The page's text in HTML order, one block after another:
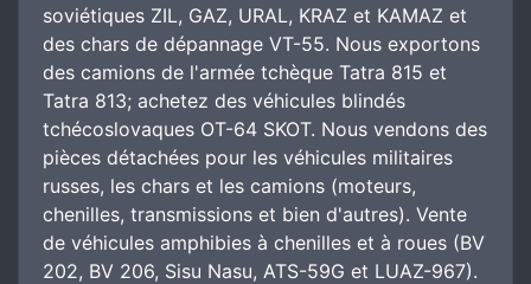
soviétiques ZIL, GAZ, URAL, KRAZ et KAMAZ et
des chars de dépannage VT-55. Nous exportons
des camions de l'armée tchèque Tatra 815 et
Tatra 813; achetez des véhicules blindés
tchécoslovaques OT-64 SKOT. Nous vendons des
pièces détachées pour les véhicules militaires
russes, les chars et les camions (moteurs,
chenilles, transmissions et bien d'autres). Vente
de véhicules amphibies à chenilles et à roues (BV
202, BV 206, Sisu Nasu, ATS-59G et LUAZ-967).